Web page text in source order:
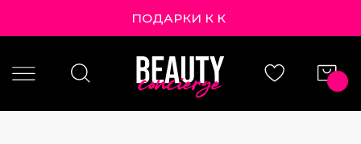
ПОДАРКИ К КАЖД |